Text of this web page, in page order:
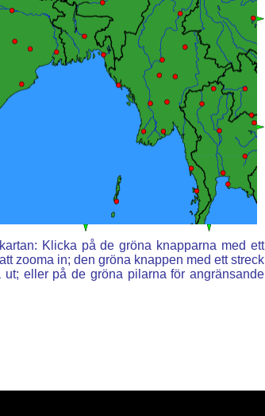
Klicka på de gröna knapparna med ett
zooma in; den gröna knappen med ett streck
ut; eller på de gröna pilarna för angränsande